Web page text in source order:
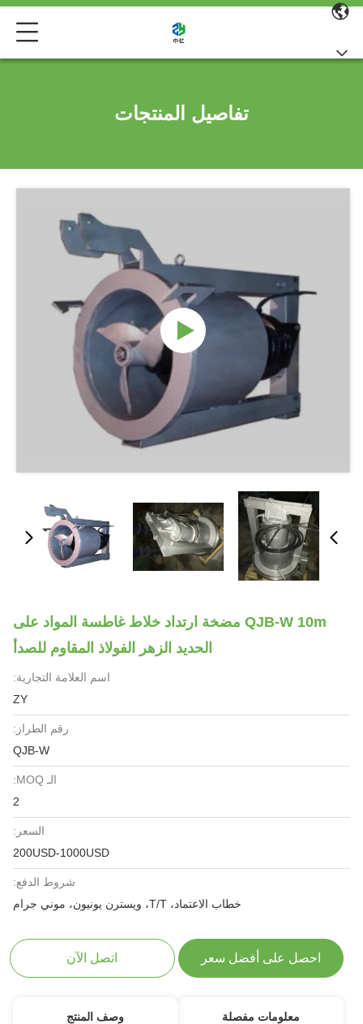
تفاصيل المنتجات
QJB-W 10m مضخة ارتداد خلاط غاطسة المواد على
الحديد الزهر الفولاذ المقاوم للصدأ
اسم العلامة التجارية:
ZY
رقم الطراز:
QJB-W
الـ MOQ:
2
السعر:
200USD-1000USD
شروط الدفع:
خطاب الاعتماد، T/T، ويسترن يونيون، موني جرام
احصل على أفضل سعر اتصل الآن
معلومات مفصلة وصف المنتج